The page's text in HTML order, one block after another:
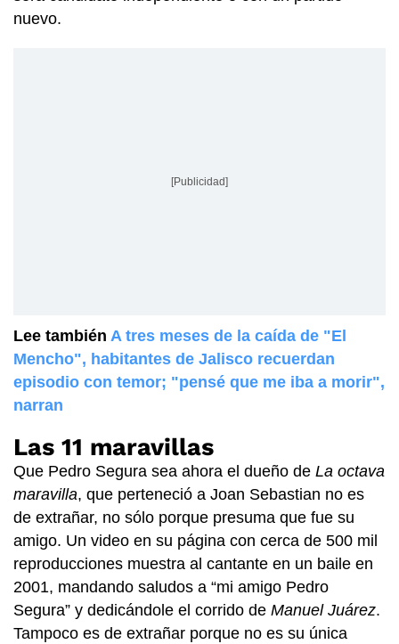
nuevo.
[Publicidad]
Lee también A tres meses de la caída de "El
Mencho", habitantes de Jalisco recuerdan
episodio con temor; "pensé que me iba a morir",
narran
Las 11 maravillas
Que Pedro Segura sea ahora el dueño de La octava
maravilla, que perteneció a Joan Sebastian no es
de extrañar, no sólo porque presuma que fue su
amigo. Un video en su página con cerca de 500 mil
reproducciones muestra al cantante en un baile en
2001, mandando saludos a “mi amigo Pedro
Segura” y dedicándole el corrido de Manuel Juárez.
Tampoco es de extrañar porque no es su única